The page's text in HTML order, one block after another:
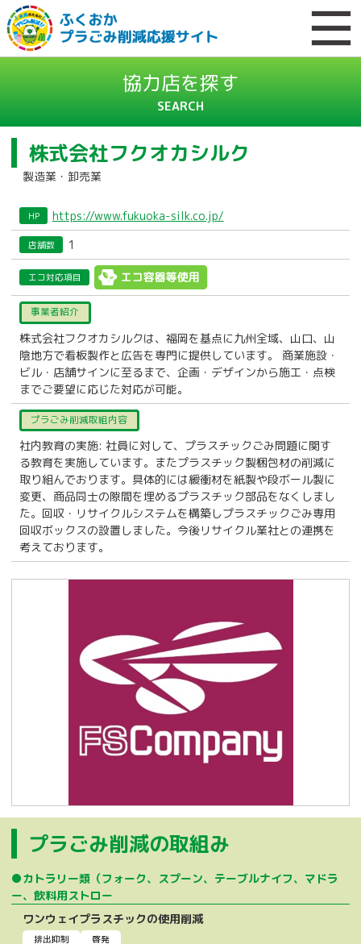
協力店を探す
SEARCH
株式会社フクオカシルク
製造業・卸売業
HP https://www.fukuoka-silk.co.jp/
店舗数 1
エコ対応項目
事業者紹介
株式会社フクオカシルクは、福岡を基点に九州全域、山口、山
陰地方で看板製作と広告を専門に提供しています。 商業施設・
ビル・店舗サインに至るまで、企画・デザインから施工・点検
までご要望に応じた対応が可能。
プラごみ削減取組内容
社内教育の実施: 社員に対して、プラスチックごみ問題に関す
る教育を実施しています。またプラスチック製梱包材の削減に
取り組んでおります。具体的には緩衝材を紙製や段ボール製に
変更、商品同士の隙間を埋めるプラスチック部品をなくしまし
た。回収・リサイクルシステムを構築しプラスチックごみ専用
回収ボックスの設置しました。今後リサイクル業社との連携を
考えております。
プラごみ削減の取組み
●カトラリー類（フォーク、スプーン、テーブルナイフ、マドラ
ー、飲料用ストロー
ワンウェイプラスチックの使用削減
排出抑制 啓発